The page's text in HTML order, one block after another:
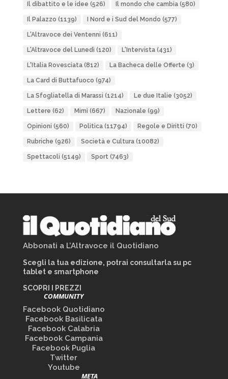
Il dibattito e le idee (526) Il mondo che cambia(580)
Il Palazzo (1139) I Nord e i Sud del Mondo (577)
L'Altravoce dei Ventenni (611)
L'Altravoce del Lunedì (120) L'Intervista(431)
L'Italia Rovesciata(812) La Bacheca delle Offerte (3)
La Card di Buttafuoco (974)
La Sfogliatella di Marassi (1214) Le due Italie (3052)
Lettere (62) Mimì (667) Nazionale (99)
Opinioni (560) Politica(11794) Regole e Diritti (70)
Rubriche (926) Società e Cultura(10082)
Spettacoli (5149) Sport(7463)
Abbonati a L’Altravoce il Quotidiano
Scegli la tua edizione, potrai consultarla su pc
tablet e smartphone
SCOPRI I PREZZI
COMMUNITY
Facebook Quotidiano
Facebook Basilicata
Facebook Calabria
Facebook Campania
Facebook Puglia
Twitter
Youtube
META